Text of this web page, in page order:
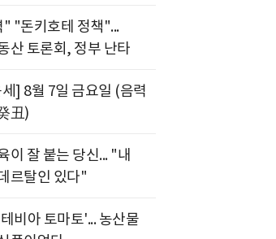
" "돈키호테 정책"...
산 토론회, 정부 난타
] 8월 7일 금요일 (음력
丑)
이 잘 붙는 당신... "내
르탈인 있다"
비아 토마토'... 농산물